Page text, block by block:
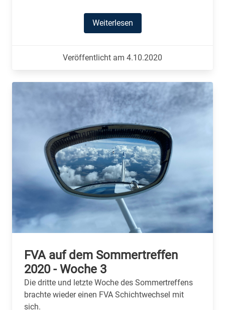
Weiterlesen
Veröffentlicht am 4.10.2020
FVA auf dem Sommertreffen
2020 - Woche 3
Die dritte und letzte Woche des Sommertreffens
brachte wieder einen FVA Schichtwechsel mit
sich.